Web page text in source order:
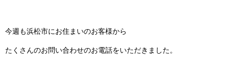
今週も浜松市にお住まいのお客様から
たくさんのお問い合わせのお電話をいただきました。